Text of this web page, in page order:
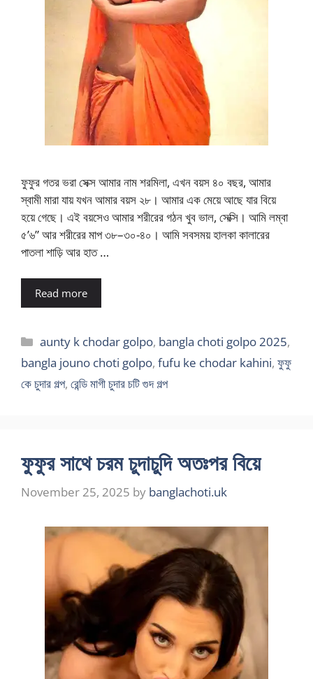
ফুফুর গতর ভরা সেক্স আমার নাম শরমিলা, এখন বয়স ৪০ বছর, আমার
স্বামী মারা যায় যখন আমার বয়স ২৮। আমার এক মেয়ে আছে যার বিয়ে
হয়ে গেছে। এই বয়সেও আমার শরীরের গঠন খুব ভাল, সেক্সি। আমি লম্বা
৫’৬” আর শরীরের মাপ ৩৮–৩০-৪০। আমি সবসময় হালকা কালারের
পাতলা শাড়ি আর হাত …
Read more
Categories
aunty k chodar golpo, bangla choti golpo 2025,
bangla jouno choti golpo, fufu ke chodar kahini, ফুফু
কে চুদার গল্প, রেন্ডি মাগী চুদার চটি গুদ গল্প
ফুফুর সাথে চরম চুদাচুদি অতঃপর বিয়ে
November 25, 2025 by banglachoti.uk